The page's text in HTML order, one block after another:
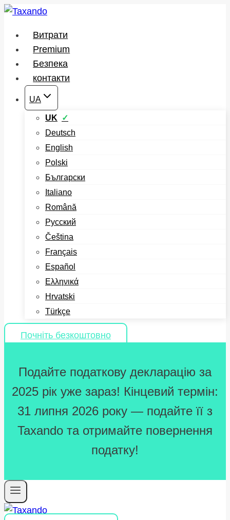
Перейти
вмісту
Витрати
Premium
Безпека
контакти
UA
UK
Deutsch
English
Polski
Български
Italiano
Română
Русский
Čeština
Français
Español
Ελληνικά
Hrvatski
Türkçe
Почніть безкоштовно
Подайте податкову декларацію за
2025 рік уже зараз! Кінцевий термін:
31 липня 2026 року — подайте її з
Taxando та отримайте повернення
податку!